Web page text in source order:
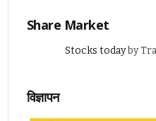
Share Market
Stocks todayby
विज्ञापन